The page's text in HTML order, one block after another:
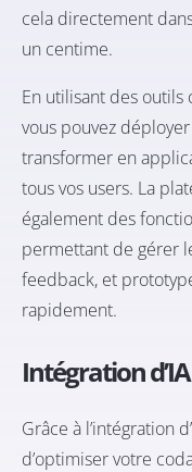
cela directement
un centime.
En utilisant des
vous pouvez
transformer en
tous vos users. La
également des
permettant de gérer
feedback, et
rapidement.
Intégration
Grâce à l’intégration
d’optimiser votre